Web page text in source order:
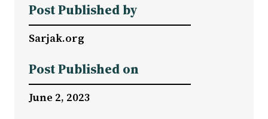
Post Published by
Sarjak.org
Post Published on
June 2, 2023